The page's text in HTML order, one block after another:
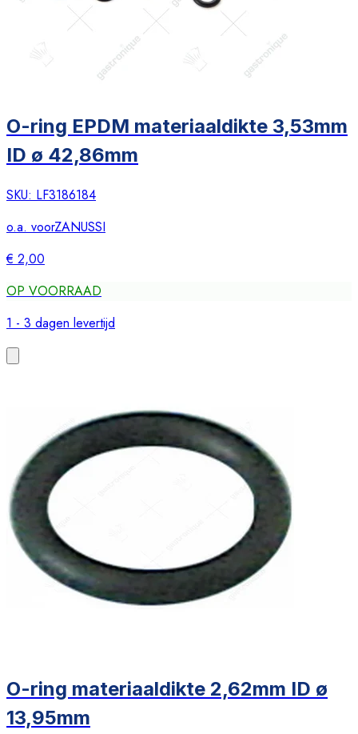
O-ring EPDM materiaaldikte 3,53mm
ID ø 42,86mm
SKU: LF3186184
o.a. voorZANUSSI
€ 2,00
OP VOORRAAD
1 - 3 dagen levertijd
O-ring materiaaldikte 2,62mm ID ø
13,95mm